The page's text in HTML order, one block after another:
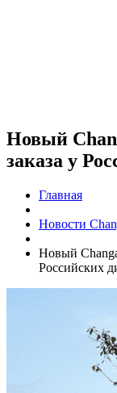
Новый
заказа у
Главная
Новости
Новый
Российских